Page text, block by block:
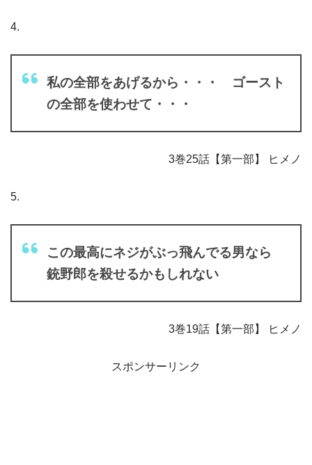
4.
私の全部をあげるから・・・ ゴースト
の全部を使わせて・・・
3巻25話【第一部】 ヒメノ
5.
この最高にネジがぶっ飛んでる男なら
銃野郎を殺せるかもしれない
3巻19話【第一部】 ヒメノ
スポンサーリンク